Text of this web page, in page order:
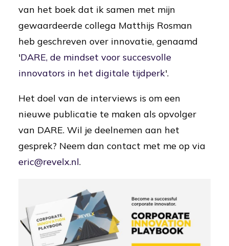
van het boek dat ik samen met mijn
gewaardeerde collega Matthijs Rosman
heb geschreven over innovatie, genaamd
'DARE, de mindset voor succesvolle
innovators in het digitale tijdperk'.
Het doel van de interviews is om een
nieuwe publicatie te maken als opvolger
van DARE. Wil je deelnemen aan het
gesprek? Neem dan contact met me op via
eric@revelx.nl.